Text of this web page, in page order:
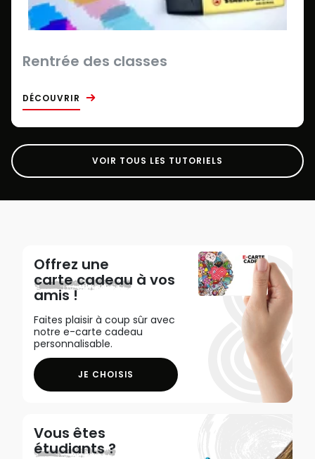
Rentrée des classes
DÉCOUVRIR
VOIR TOUS LES TUTORIELS
Offrez une
carte cadeau à vos
amis !
Faites plaisir à coup sûr avec
notre e-carte cadeau
personnalisable.
JE CHOISIS
Vous êtes
étudiants ?